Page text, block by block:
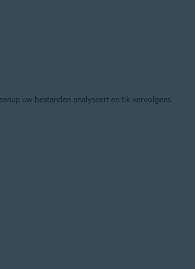
uw bestanden analyseert en tik vervolgens